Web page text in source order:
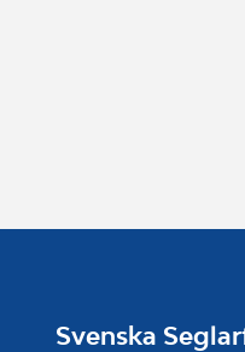
Svenska